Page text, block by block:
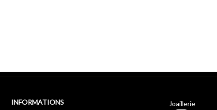
INFORMATIONS Joaillerie